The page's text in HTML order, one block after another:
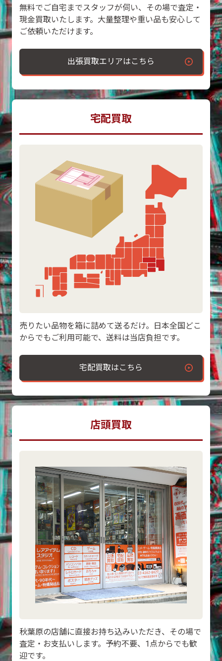
無料でご自宅までスタッフが伺い、その場で査定・
現金買取いたします。大量整理や重い品も安心して
ご依頼いただけます。
出張買取エリアはこちら
宅配買取
売りたい品物を箱に詰めて送るだけ。日本全国どこ
からでもご利用可能で、送料は当店負担です。
宅配買取はこちら
店頭買取
秋葉原の店舗に直接お持ち込みいただき、その場で
査定・お支払いします。予約不要、1点からでも歓
迎です。